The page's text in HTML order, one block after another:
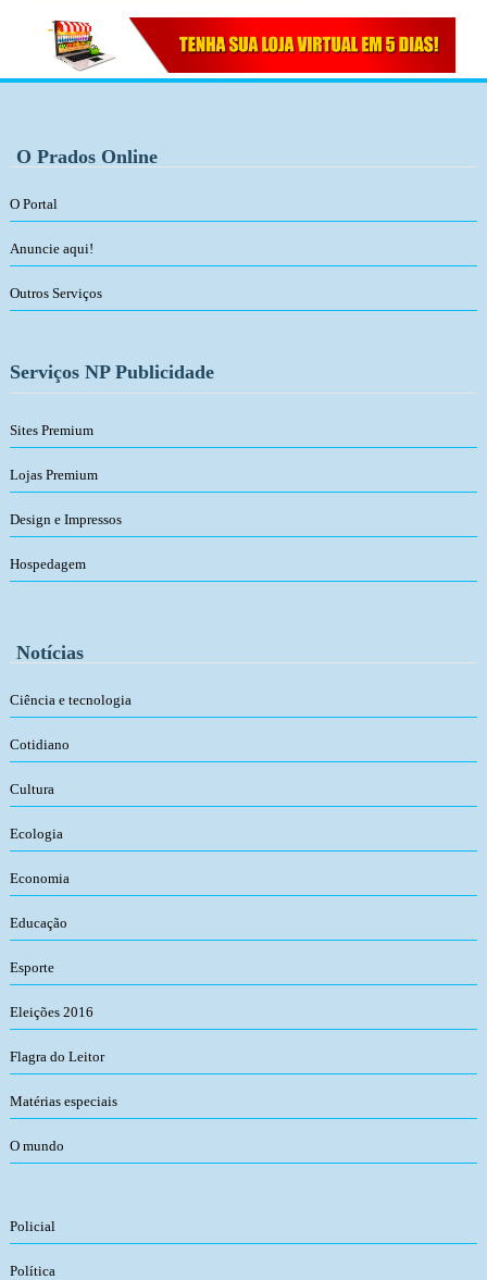
O Prados Online
O Portal
Anuncie aqui!
Outros Serviços
Serviços NP Publicidade
Sites Premium
Lojas Premium
Design e Impressos
Hospedagem
Notícias
Ciência e tecnologia
Cotidiano
Cultura
Ecologia
Economia
Educação
Esporte
Eleições 2016
Flagra do Leitor
Matérias especiais
O mundo
Policial
Política